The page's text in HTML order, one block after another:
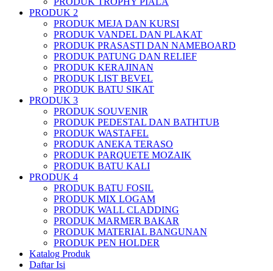
PRODUK 2
PRODUK MEJA DAN KURSI
PRODUK VANDEL DAN PLAKAT
PRODUK PRASASTI DAN NAMEBOARD
PRODUK PATUNG DAN RELIEF
PRODUK KERAJINAN
PRODUK LIST BEVEL
PRODUK BATU SIKAT
PRODUK 3
PRODUK SOUVENIR
PRODUK PEDESTAL DAN BATHTUB
PRODUK WASTAFEL
PRODUK ANEKA TERASO
PRODUK PARQUETE MOZAIK
PRODUK BATU KALI
PRODUK 4
PRODUK BATU FOSIL
PRODUK MIX LOGAM
PRODUK WALL CLADDING
PRODUK MARMER BAKAR
PRODUK MATERIAL BANGUNAN
PRODUK PEN HOLDER
Katalog Produk
Daftar Isi